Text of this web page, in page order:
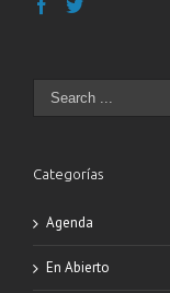
Categorías
Agenda
En Abierto